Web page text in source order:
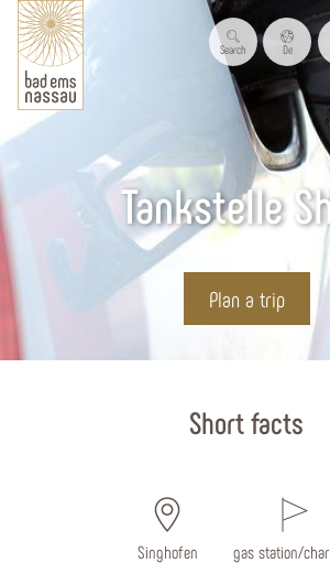
Search De
Tankstelle
Plan a trip
Short facts
Singhofen gas station/